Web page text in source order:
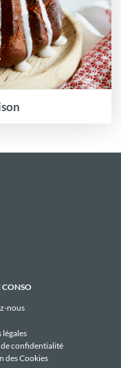
CONSO
nous
confidentialité
des Cookies